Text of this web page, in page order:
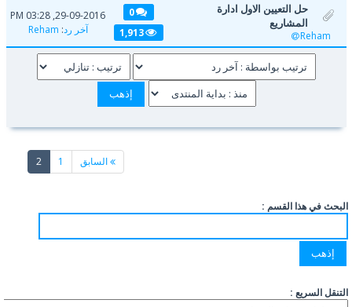
حل التعيين الاول ادارة
المشاريع
Reham
0
1,913
29-09-2016, 03:28 PM
آخر رد:
Reham
السابق 2
(current)
البحث في هذا القسم :
التنقل السريع :